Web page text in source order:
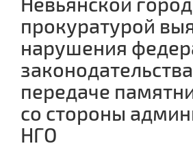
прокуратурой
нарушения
передаче
со стороны
НГО